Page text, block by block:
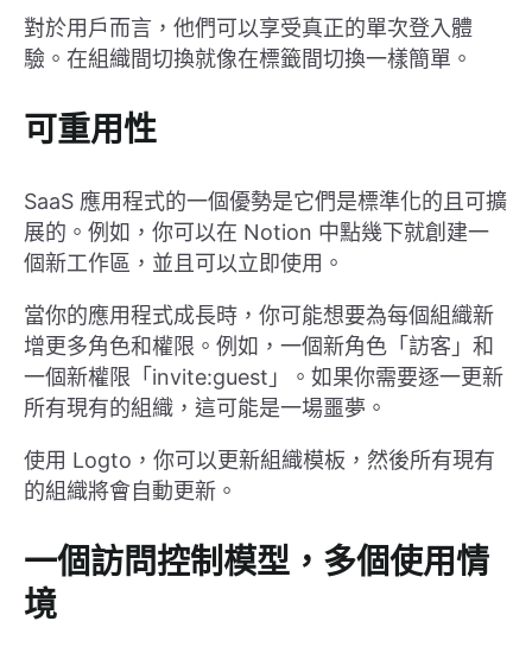
對於用戶而言，他們可以享受真正的單次登入體
驗。在組織間切換就像在標籤間切換一樣簡單。
可重用性
SaaS 應用程式的一個優勢是它們是標準化的且可擴
展的。例如，你可以在 Notion 中點幾下就創建一
個新工作區，並且可以立即使用。
當你的應用程式成長時，你可能想要為每個組織新
增更多角色和權限。例如，一個新角色「訪客」和
一個新權限「invite:guest」。如果你需要逐一更新
所有現有的組織，這可能是一場噩夢。
使用 Logto，你可以更新組織模板，然後所有現有
的組織將會自動更新。
一個訪問控制模型，多個使用情
境